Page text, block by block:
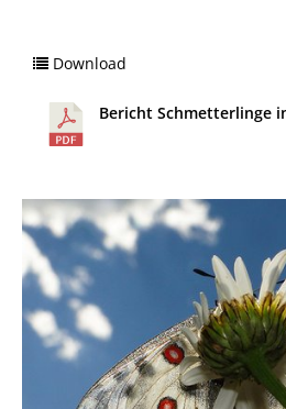
Download
Bericht Schmetterlinge